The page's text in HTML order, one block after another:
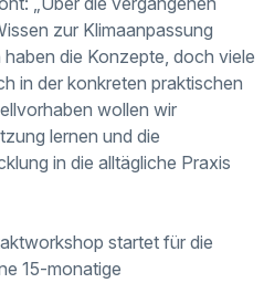
zur Klimaanpassung
die Konzepte, doch viele
in der konkreten praktischen
wollen wir
lernen und die
in die alltägliche Praxis
startet für die
15-monatige